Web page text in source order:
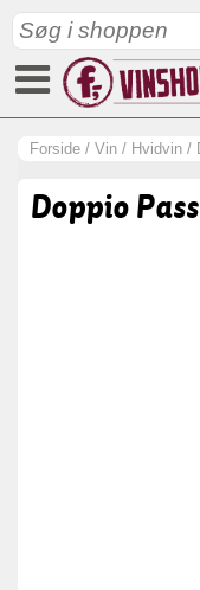
Forside / Vin / Hvidvin /
Doppio